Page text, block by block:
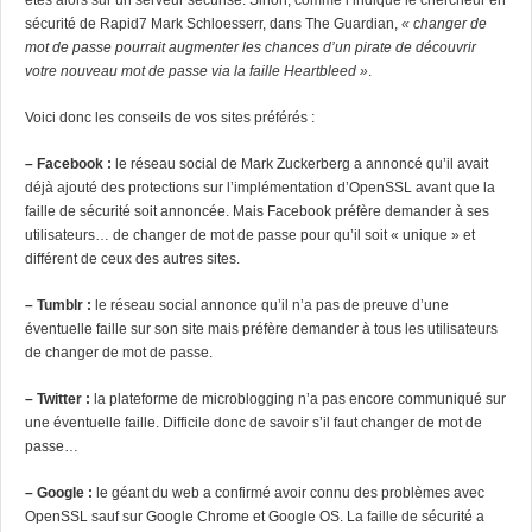
sécurité de Rapid7 Mark Schloesserr, dans The Guardian « changer de
mot de passe pourrait augmenter les chances d’un pirate de découvrir
votre nouveau mot de passe via la faille Heartbleed »
Voici donc les conseils de vos sites préférés :
– Facebook : le réseau social de Mark Zuckerberg a annoncé qu’il avait
déjà ajouté des protections sur l’implémentation d’OpenSSL avant que la
faille de sécurité soit annoncée. Mais Facebook préfère demander à ses
utilisateurs… de changer de mot de passe pour qu’il soit « unique » et
différent de ceux des autres sites.
– Tumblr : le réseau social annonce qu’il n’a pas de preuve d’une
éventuelle faille sur son site mais préfère demander à tous les utilisateurs
de changer de mot de passe.
– Twitter : la plateforme de microblogging n’a pas encore communiqué sur
une éventuelle faille. Difficile donc de savoir s’il faut changer de mot de
passe…
– Google : le géant du web a confirmé avoir connu des problèmes avec
OpenSSL sauf sur Google Chrome et Google OS. La faille de sécurité a